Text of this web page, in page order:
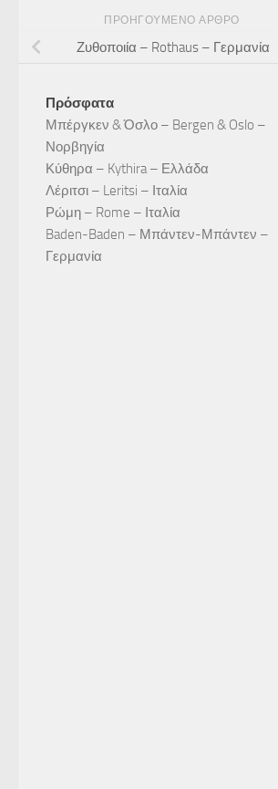
ΠΡΟΗΓΟΎΜΕΝΟ ΆΡΘΡΟ
Ζυθοποιία – Rothaus – Γερμανία
Πρόσφατα
Μπέργκεν & Όσλο – Bergen & Oslo –
Νορβηγία
Κύθηρα – Kythira – Ελλάδα
Λέριτσι – Leritsi – Ιταλία
Ρώμη – Rome – Ιταλία
Baden-Baden – Μπάντεν-Μπάντεν –
Γερμανία